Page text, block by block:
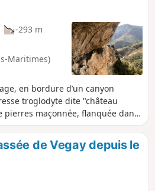
-293 m
Maritimes)
en bordure d’un canyon
troglodyte dite "château
pierres maçonnée, flanquée dans
témoigne d’un passé
bâti rural, véritable bastion placé
le plus vaste recensé en
de construction. La
en pierre, la mise en place de
de sécurisation des accès
de Vegay depuis le